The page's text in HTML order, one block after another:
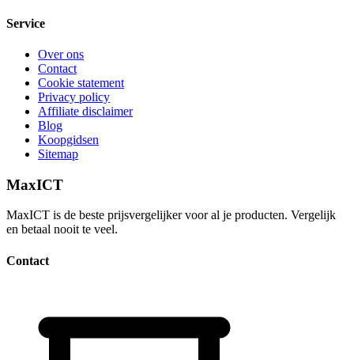
Service
Over ons
Contact
Cookie statement
Privacy policy
Affiliate disclaimer
Blog
Koopgidsen
Sitemap
MaxICT
MaxICT is de beste prijsvergelijker voor al je producten. Vergelijk
en betaal nooit te veel.
Contact